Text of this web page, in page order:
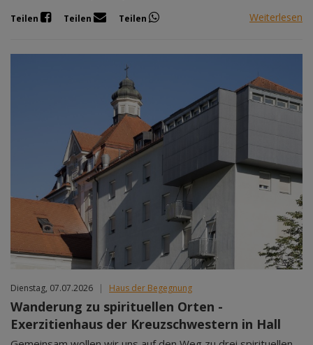
Teilen Teilen Teilen Weiterlesen
Dienstag, 07.07.2026 | Haus der Begegnung
Wanderung zu spirituellen Orten -
Exerzitienhaus der Kreuzschwestern in Hall